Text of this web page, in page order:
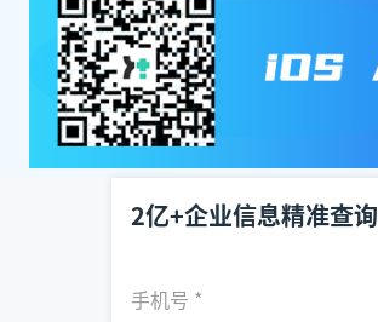
2亿+企业信息精准查询
手机号 *